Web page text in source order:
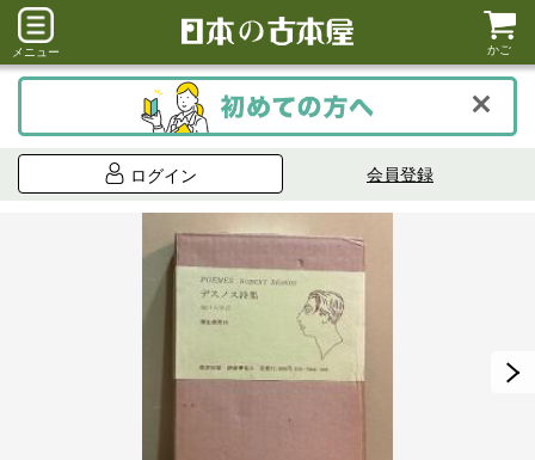
メニュー かご
ログイン 会員登録